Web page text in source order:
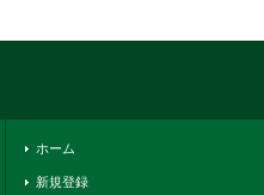
ホーム
新規登録